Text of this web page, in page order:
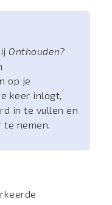
Onthouden?
op je
keer inlogt,
in te vullen en
nemen.